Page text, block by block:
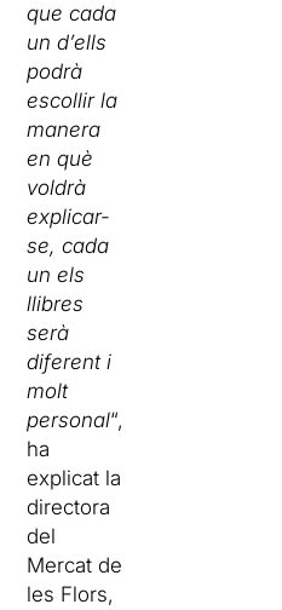
que cada
un d’ells
podrà
escollir la
manera
en què
voldrà
explicar-
se, cada
un els
llibres
serà
diferent i
molt
personal“,
ha
explicat la
directora
del
Mercat de
les Flors,